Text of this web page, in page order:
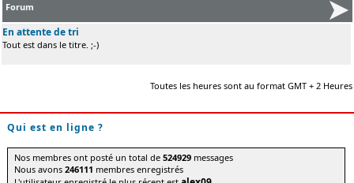
Forum
En attente de tri
Tout est dans le titre. ;-)
Toutes les heures sont au format GMT + 2 Heures
Qui est en ligne ?
Nos membres ont posté un total de524929 messages
Nous avons246111 membres enregistrés